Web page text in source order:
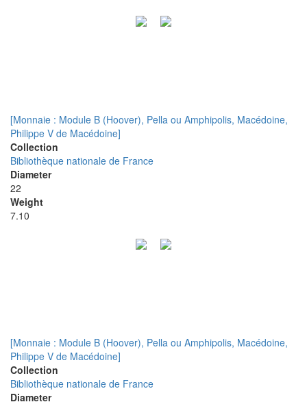
[Monnaie : Module B (Hoover), Pella ou Amphipolis, Macédoine,
Philippe V de Macédoine]
Collection
Bibliothèque nationale de France
Diameter
22
Weight
7.10
[Monnaie : Module B (Hoover), Pella ou Amphipolis, Macédoine,
Philippe V de Macédoine]
Collection
Bibliothèque nationale de France
Diameter